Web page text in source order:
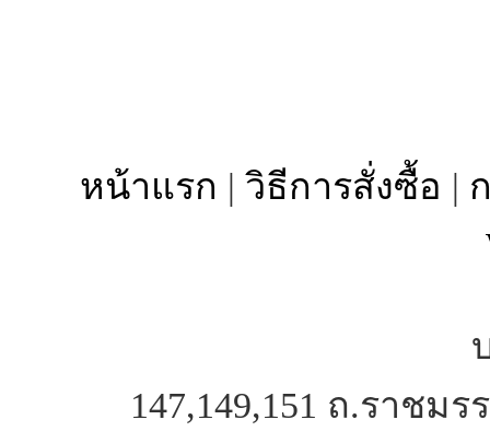
หน้าแรก | วิธีการสั่งซื้อ |
147,149,151 ถ.ราชม